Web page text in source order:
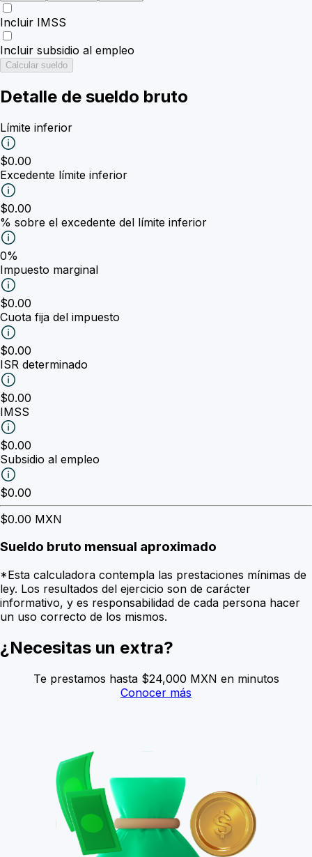
Incluir IMSS
Incluir subsidio al empleo
Calcular sueldo
Detalle de sueldo bruto
Límite inferior
$0.00
Excedente límite inferior
$0.00
% sobre el excedente del límite inferior
0%
Impuesto marginal
$0.00
Cuota fija del impuesto
$0.00
ISR determinado
$0.00
IMSS
$0.00
Subsidio al empleo
$0.00
$0.00 MXN
Sueldo bruto mensual aproximado
*Esta calculadora contempla las prestaciones mínimas de
ley. Los resultados del ejercicio son de carácter
informativo, y es responsabilidad de cada persona hacer
un uso correcto de los mismos.
¿Necesitas un extra?
Te prestamos hasta $24,000 MXN en minutos
Conocer más